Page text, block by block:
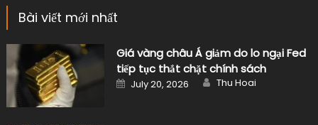
Bài viết mới nhất
Giá vàng châu Á giảm do lo ngại Fed
tiếp tục thắt chặt chính sách
Posted
on
July 20, 2026 Author
Thu Hoai